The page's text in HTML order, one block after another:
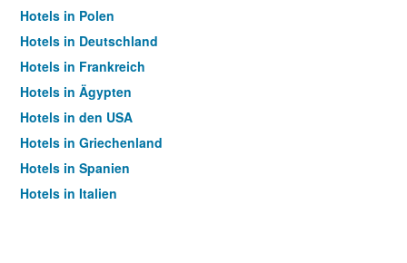
Hotels in Polen
Hotels in Deutschland
Hotels in Frankreich
Hotels in Ägypten
Hotels in den USA
Hotels in Griechenland
Hotels in Spanien
Hotels in Italien